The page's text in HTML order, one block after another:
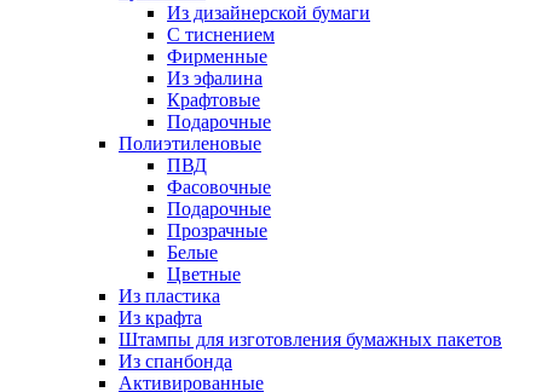
Из дизайнерской бумаги
C тиснением
Фирменные
Из эфалина
Крафтовые
Подарочные
Полиэтиленовые
ПВД
Фасовочные
Подарочные
Прозрачные
Белые
Цветные
Из пластика
Из крафта
Штампы для изготовления бумажных пакетов
Из спанбонда
Активированные